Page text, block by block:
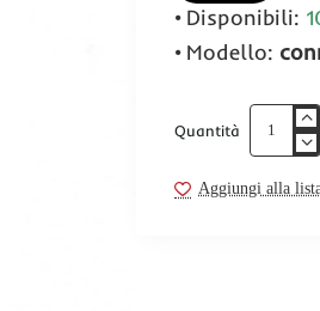
Disponibili:
Modello:
Quantità
Aggiungi alla